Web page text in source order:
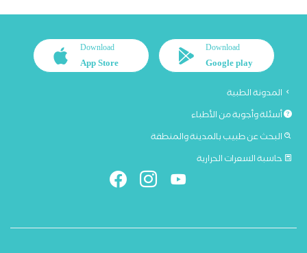
Download
Google play
Download
App Store
المدونة الطبية
أسئلة وأجوبة من الأطباء
البحث عن طبيب بالمدينة والمنطقة
حاسبة السعرات الحرارية